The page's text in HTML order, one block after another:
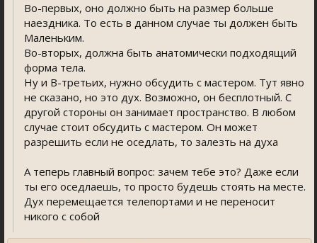
Во-первых, оно должно быть на размер больше
наездника. То есть в данном случае ты должен быть
Маленьким.
Во-вторых, должна быть анатомически подходящий
форма тела.
Ну и В-третьих, нужно обсудить с мастером. Тут явно
не сказано, но это дух. Возможно, он бесплотный. С
другой стороны он занимает пространство. В любом
случае стоит обсудить с мастером. Он может
разрешить если не оседлать, то залезть на духа
А теперь главный вопрос: зачем тебе это? Даже если
ты его оседлаешь, то просто будешь стоять на месте.
Дух перемещается телепортами и не переносит
никого с собой